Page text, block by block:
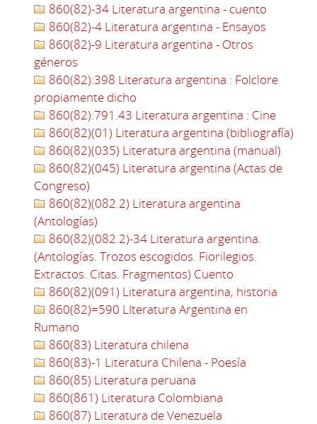
860(82)-34 Literatura argentina - cuento
860(82)-4 Literatura argentina - Ensayos
860(82)-9 Literatura argentina - Otros
géneros
860(82):398 Literatura argentina : Folclore
propiamente dicho
860(82):791.43 Literatura argentina : Cine
860(82)(01) Literatura argentina (bibliografía)
860(82)(035) Literatura argentina (manual)
860(82)(045) Literatura argentina (Actas de
Congreso)
860(82)(082.2) Literatura argentina
(Antologías)
860(82)(082.2)-34 Literatura argentina.
(Antologías. Trozos escogidos. Fiorilegios.
Extractos. Citas. Fragmentos) Cuento
860(82)(091) Literatura argentina, historia
860(82)=590 LIteratura Argentina en
Rumano
860(83) Literatura chilena
860(83)-1 Literatura Chilena - Poesía
860(85) Literatura peruana
860(861) Literatura Colombiana
860(87) Literatura de Venezuela